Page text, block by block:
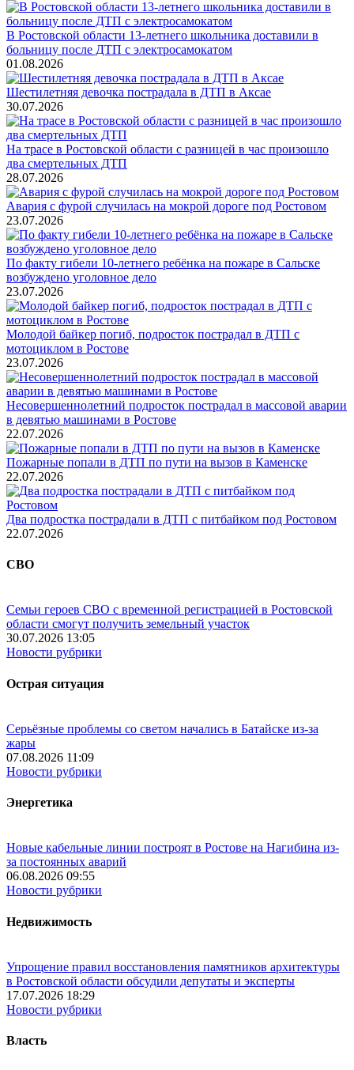
В Ростовской области 13-летнего школьника доставили в
больницу после ДТП с электросамокатом
01.08.2026
Шестилетняя девочка пострадала в ДТП в Аксае
30.07.2026
На трасе в Ростовской области с разницей в час произошло
два смертельных ДТП
28.07.2026
Авария с фурой случилась на мокрой дороге под Ростовом
23.07.2026
По факту гибели 10-летнего ребёнка на пожаре в Сальске
возбуждено уголовное дело
23.07.2026
Молодой байкер погиб, подросток пострадал в ДТП с
мотоциклом в Ростове
23.07.2026
Несовершеннолетний подросток пострадал в массовой аварии
в девятью машинами в Ростове
22.07.2026
Пожарные попали в ДТП по пути на вызов в Каменске
22.07.2026
Два подростка пострадали в ДТП с питбайком под Ростовом
22.07.2026
СВО
Семьи героев СВО с временной регистрацией в Ростовской
области смогут получить земельный участок
30.07.2026 13:05
Новости рубрики
Острая ситуация
Серьёзные проблемы со светом начались в Батайске из-за
жары
07.08.2026 11:09
Новости рубрики
Энергетика
Новые кабельные линии построят в Ростове на Нагибина из-
за постоянных аварий
06.08.2026 09:55
Новости рубрики
Недвижимость
Упрощение правил восстановления памятников архитектуры
в Ростовской области обсудили депутаты и эксперты
17.07.2026 18:29
Новости рубрики
Власть